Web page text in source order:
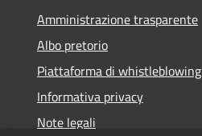
Amministrazione trasparente
Albo pretorio
Piattaforma di whistleblowing
Informativa privacy
Note legali